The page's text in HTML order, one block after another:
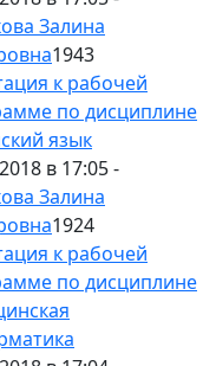
Залина
1943
к рабочей
по дисциплине
язык
в 17:05 -
Залина
1924
к рабочей
по дисциплине